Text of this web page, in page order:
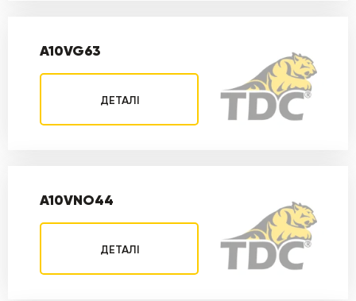
A10VG63
ДЕТАЛІ
A10VNO44
ДЕТАЛІ